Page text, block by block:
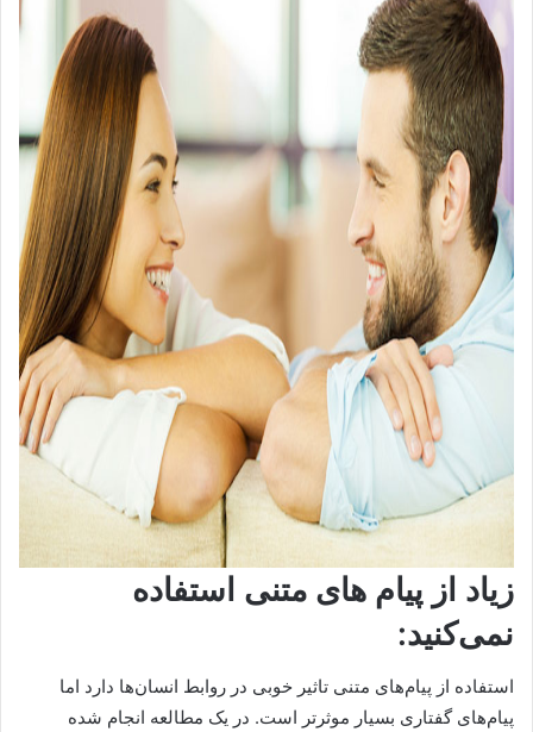
زیاد از پیام های متنی استفاده
نمی‌کنید:
استفاده از پیام‌های متنی تاثیر خوبی در روابط انسان‌ها دارد اما
پیام‌های گفتاری بسیار موثرتر است. در یک مطالعه انجام شده